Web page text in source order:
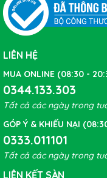
LIÊN HỆ
MUA ONLINE (08:30 -
0344.133.303
Tất cả các ngày trong
GÓP Ý & KHIẾU NẠI
0333.011101
Tất cả các ngày trong
LIÊN KẾT SÀN